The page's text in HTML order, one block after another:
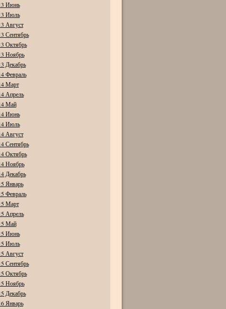
Июнь
Июль
Август
Сентябрь
Октябрь
Ноябрь
Декабрь
Февраль
Март
Апрель
Май
Июнь
Июль
Август
Сентябрь
Октябрь
Ноябрь
Декабрь
Январь
Февраль
Март
Апрель
Май
Июнь
Июль
Август
Сентябрь
Октябрь
Ноябрь
Декабрь
Январь